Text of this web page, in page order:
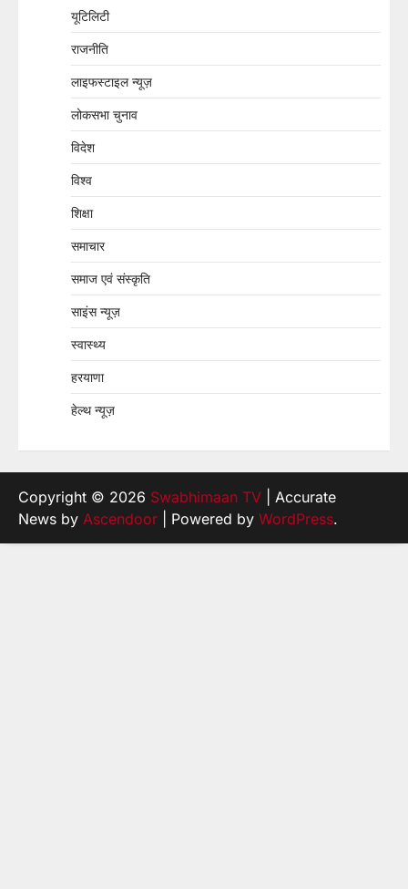
यूटिलिटी
राजनीति
लाइफस्टाइल न्यूज़
लोकसभा चुनाव
विदेश
विश्व
शिक्षा
समाचार
समाज एवं संस्कृति
साइंस न्यूज़
स्वास्थ्य
हरयाणा
हेल्थ न्यूज़
Copyright © 2026 Swabhimaan TV | Accurate
News by Ascendoor | Powered by WordPress.